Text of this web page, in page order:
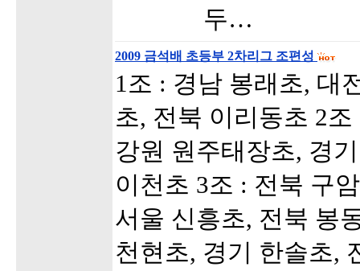
두…
2009 금석배 초등부 2차리그 조편성
1조 : 경남 봉래초, 대
초, 전북 이리동초 2
강원 원주태장초, 경
이천초 3조 : 전북 구
서울 신흥초, 전북 봉
천현초, 경기 한솔초,